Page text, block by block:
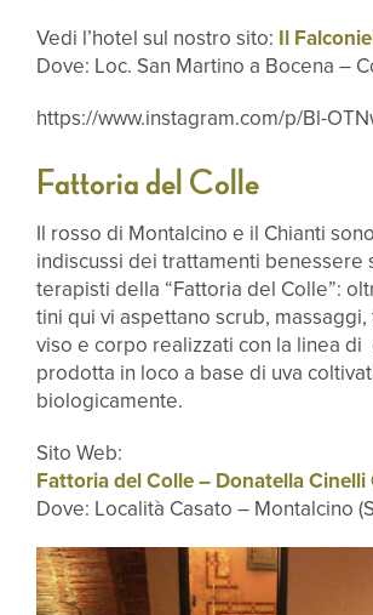
Vedi l’hotel sul nostro sito: Il
Dove: Loc. San Martino a Bocena –
https://www.instagram.com/p/Bl-
Fattoria del Colle
Il rosso di Montalcino e il Chianti
indiscussi dei trattamenti benessere
terapisti della “Fattoria del Colle”:
tini qui vi aspettano scrub,
viso e corpo realizzati con la linea di
prodotta in loco a base di uva
biologicamente.
Sito Web:
Fattoria del Colle – Donatella
Dove: Località Casato – Montalcino